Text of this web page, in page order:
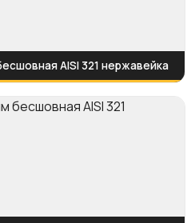
AISI 321 нержавейка